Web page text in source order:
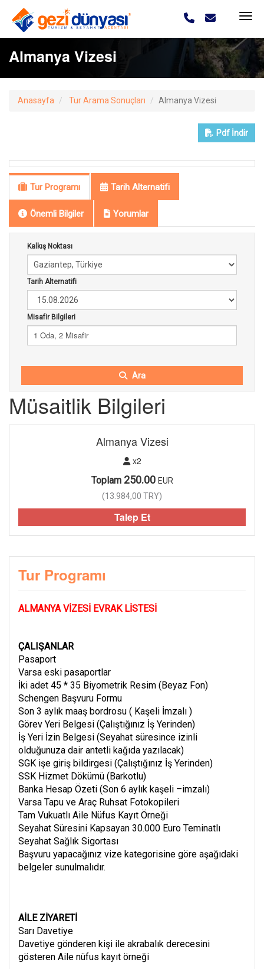
Almanya Vizesi
Anasayfa Tur Arama Sonuçları Almanya Vizesi
Pdf İndir
Tur Programı Tarih Alternatifi
Önemli Bilgiler Yorumlar
Kalkış Noktası
Tarih Alternatifi
Misafir Bilgileri
1 Oda, 2 Misafir
Ara
Müsaitlik Bilgileri
Almanya Vizesi
x2
Toplam 250.00 EUR
(13.984,00 TRY)
Talep Et
Tur Programı
ALMANYA VİZESİ EVRAK LİSTESİ
ÇALIŞANLAR
Pasaport
Varsa eski pasaportlar
İki adet 45 * 35 Biyometrik Resim (Beyaz Fon)
Schengen Başvuru Formu
Son 3 aylık maaş bordrosu ( Kaşeli İmzalı )
Görev Yeri Belgesi (Çalıştığınız İş Yerinden)
İş Yeri İzin Belgesi (Seyahat süresince izinli
olduğunuza dair antetli kağıda yazılacak)
SGK işe giriş bildirgesi (Çalıştığınız İş Yerinden)
SSK Hizmet Dökümü (Barkotlu)
Banka Hesap Özeti (Son 6 aylık kaşeli –imzalı)
Varsa Tapu ve Araç Ruhsat Fotokopileri
Tam Vukuatlı Aile Nüfus Kayıt Örneği
Seyahat Süresini Kapsayan 30.000 Euro Teminatlı
Seyahat Sağlık Sigortası
Başvuru yapacağınız vize kategorisine göre aşağıdaki
belgeler sunulmalıdır.
AİLE ZİYARETİ
Sarı Davetiye
Davetiye gönderen kişi ile akrabalık derecesini
gösteren Aile nüfus kayıt örneği